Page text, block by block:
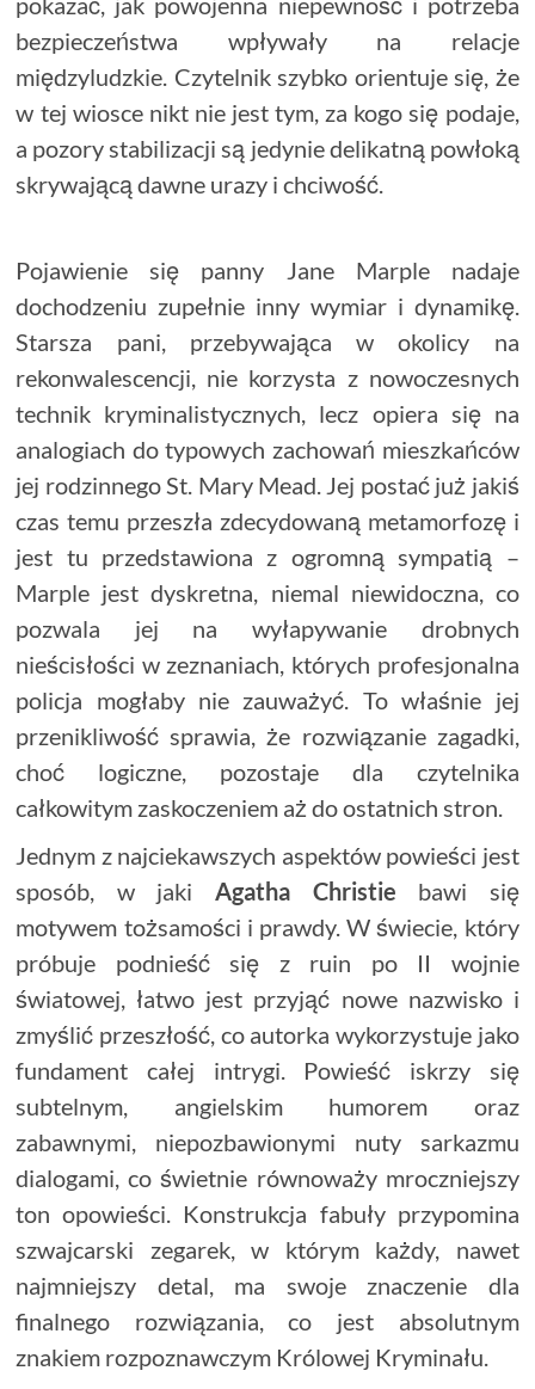
bezpieczeństwa wpływały na relacje
międzyludzkie. Czytelnik szybko orientuje się, że
w tej wiosce nikt nie jest tym, za kogo się podaje,
a pozory stabilizacji są jedynie delikatną powłoką
skrywającą dawne urazy i chciwość.
Pojawienie się panny Jane Marple nadaje
dochodzeniu zupełnie inny wymiar i dynamikę.
Starsza pani, przebywająca w okolicy na
rekonwalescencji, nie korzysta z nowoczesnych
technik kryminalistycznych, lecz opiera się na
analogiach do typowych zachowań mieszkańców
jej rodzinnego St. Mary Mead. Jej postać już jakiś
czas temu przeszła zdecydowaną metamorfozę i
jest tu przedstawiona z ogromną sympatią –
Marple jest dyskretna, niemal niewidoczna, co
pozwala jej na wyłapywanie drobnych
nieścisłości w zeznaniach, których profesjonalna
policja mogłaby nie zauważyć. To właśnie jej
przenikliwość sprawia, że rozwiązanie zagadki,
choć logiczne, pozostaje dla czytelnika
całkowitym zaskoczeniem aż do ostatnich stron.
Jednym z najciekawszych aspektów powieści jest
sposób, w jaki Agatha Christie bawi się
motywem tożsamości i prawdy. W świecie, który
próbuje podnieść się z ruin po II wojnie
światowej, łatwo jest przyjąć nowe nazwisko i
zmyślić przeszłość, co autorka wykorzystuje jako
fundament całej intrygi. Powieść iskrzy się
subtelnym, angielskim humorem oraz
zabawnymi, niepozbawionymi nuty sarkazmu
dialogami, co świetnie równoważy mroczniejszy
ton opowieści. Konstrukcja fabuły przypomina
szwajcarski zegarek, w którym każdy, nawet
najmniejszy detal, ma swoje znaczenie dla
finalnego rozwiązania, co jest absolutnym
znakiem rozpoznawczym Królowej Kryminału.